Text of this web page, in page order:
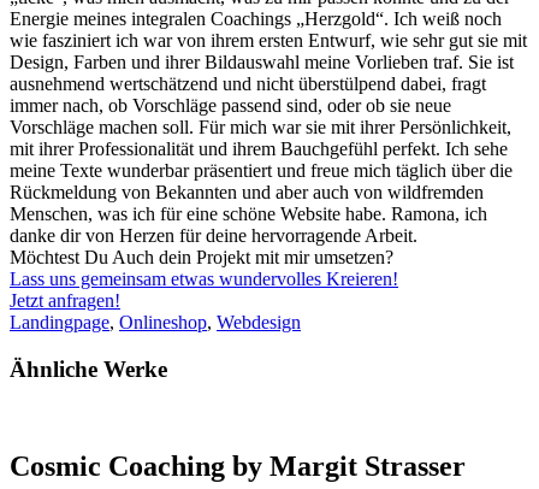
Energie meines integralen Coachings „Herzgold“. Ich weiß noch
wie fasziniert ich war von ihrem ersten Entwurf, wie sehr gut sie mit
Design, Farben und ihrer Bildauswahl meine Vorlieben traf. Sie ist
ausnehmend wertschätzend und nicht überstülpend dabei, fragt
immer nach, ob Vorschläge passend sind, oder ob sie neue
Vorschläge machen soll. Für mich war sie mit ihrer Persönlichkeit,
mit ihrer Professionalität und ihrem Bauchgefühl perfekt. Ich sehe
meine Texte wunderbar präsentiert und freue mich täglich über die
Rückmeldung von Bekannten und aber auch von wildfremden
Menschen, was ich für eine schöne Website habe. Ramona, ich
danke dir von Herzen für deine hervorragende Arbeit.
Möchtest Du Auch dein Projekt mit mir umsetzen?
Lass uns gemeinsam etwas wundervolles Kreieren!
Jetzt anfragen!
Landingpage, Onlineshop, Webdesign
Ähnliche Werke
Cosmic Coaching by Margit Strasser